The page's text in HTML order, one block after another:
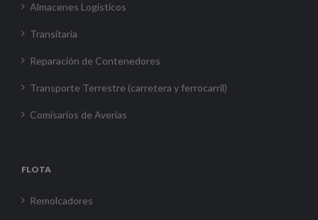
Almacenes Logísticos
Transitaria
Reparación de Contenedores
Transporte Terrestre (carretera y ferrocarril)
Comisarios de Averías
FLOTA
Remolcadores